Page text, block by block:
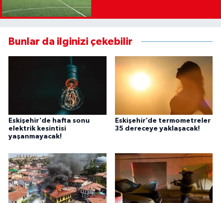
Bunlar da ilginizi çekebilir
Eskişehir'de hafta sonu
elektrik kesintisi
yaşanmayacak!
Eskişehir’de termometreler
35 dereceye yaklaşacak!